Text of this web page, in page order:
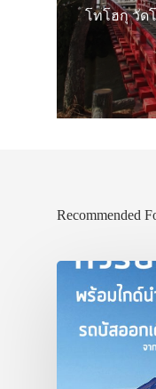
โทโฮกุ วัดโ
Recommended